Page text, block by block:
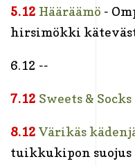
5.12 Hääräämö -
hirsimökki
6.12 --
7.12 Sweets & Socks
8.12 Värikäs
tuikkukipon suojus